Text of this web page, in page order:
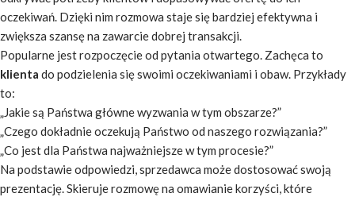
oczekiwań. Dzięki nim rozmowa staje się bardziej efektywna i
zwiększa szansę na zawarcie dobrej transakcji.
Popularne jest rozpoczęcie od pytania otwartego. Zachęca to
klienta do podzielenia się swoimi oczekiwaniami i obaw. Przykłady
to:
„Jakie są Państwa główne wyzwania w tym obszarze?”
„Czego dokładnie oczekują Państwo od naszego rozwiązania?”
„Co jest dla Państwa najważniejsze w tym procesie?”
Na podstawie odpowiedzi, sprzedawca może dostosować swoją
prezentację. Skieruje rozmowę na omawianie korzyści, które